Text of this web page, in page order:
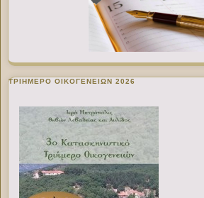
ΤΡΙΗΜΕΡΟ ΟΙΚΟΓΕΝΕΙΩΝ 2026